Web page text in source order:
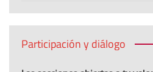
Participación y diálogo